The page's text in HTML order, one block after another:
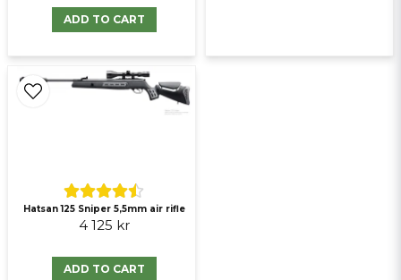
ADD TO CART
Hatsan 125 Sniper 5,5mm air rifle
4 125 kr
ADD TO CART